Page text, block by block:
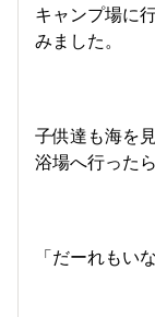
キャンプ場に
みました。
子供達も海を
浴場へ行ったら
「だーれもい